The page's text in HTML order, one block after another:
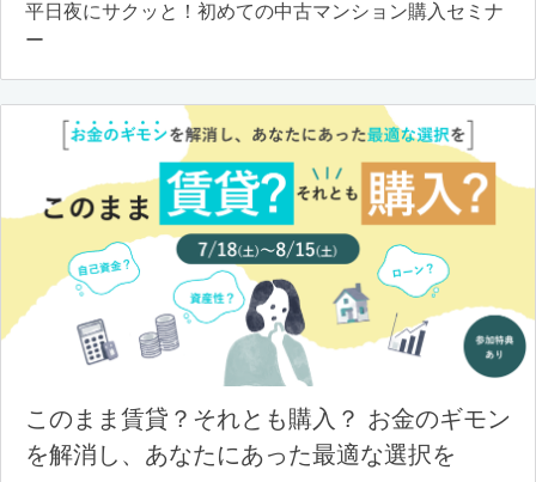
平日夜にサクッと！初めての中古マンション購入セミナ
ー
このまま賃貸？それとも購入？ お金のギモン
を解消し、あなたにあった最適な選択を